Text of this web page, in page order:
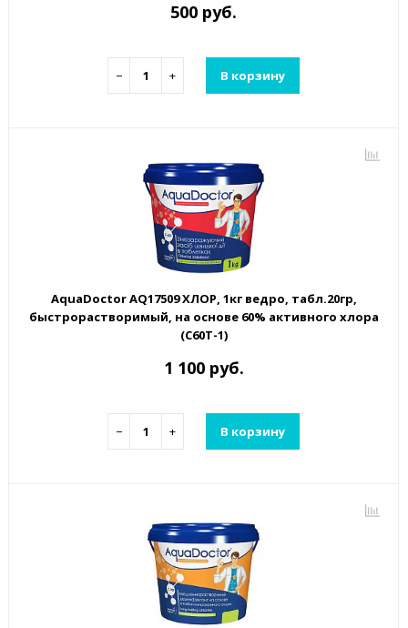
500 руб.
− + В корзину
AquaDoctor AQ17509 ХЛОР, 1кг ведро, табл.20гр,
быстрорастворимый, на основе 60% активного хлора
(C60T-1)
1 100 руб.
− + В корзину